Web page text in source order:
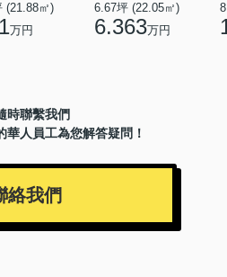
(21.88㎡)
万円
6.67坪 (22.05㎡)
6.363万円
時聯繫我們
華人員工為您解答疑問！
絡我們